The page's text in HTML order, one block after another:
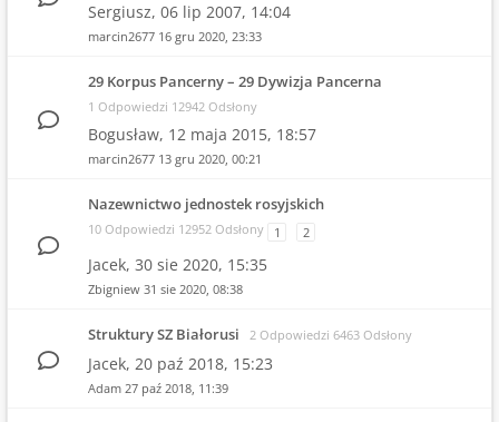
Sergiusz, 06 lip 2007, 14:04
marcin2677 16 gru 2020, 23:33
29 Korpus Pancerny – 29 Dywizja Pancerna
1 Odpowiedzi 12942 Odsłony
Bogusław, 12 maja 2015, 18:57
marcin2677 13 gru 2020, 00:21
Nazewnictwo jednostek rosyjskich
10 Odpowiedzi 12952 Odsłony 1 2
Jacek, 30 sie 2020, 15:35
Zbigniew 31 sie 2020, 08:38
Struktury SZ Białorusi 2 Odpowiedzi 6463 Odsłony
Jacek, 20 paź 2018, 15:23
Adam 27 paź 2018, 11:39